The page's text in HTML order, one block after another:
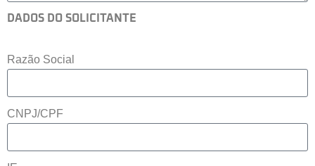
DADOS DO SOLICITANTE
Razão Social
CNPJ/CPF